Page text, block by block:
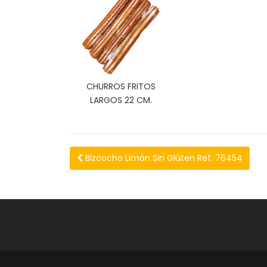
CHURROS FRITOS
LARGOS 22 CM.
Bizcocho Limón Sin Glúten Ref. 76454